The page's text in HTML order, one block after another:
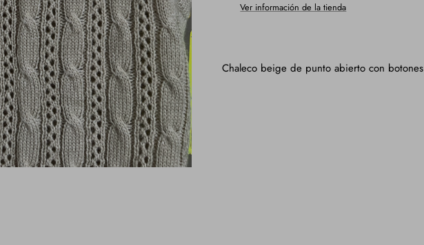
Ver información de la tienda
Chaleco beige de punto abierto con botones